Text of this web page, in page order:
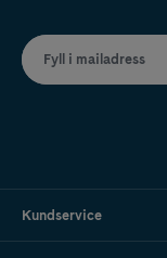
Fyll i mailadress
Kundservice